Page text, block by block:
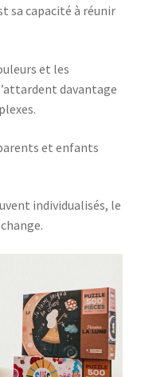
sa capacité à réunir
et les
davantage
et enfants
individualisés, le